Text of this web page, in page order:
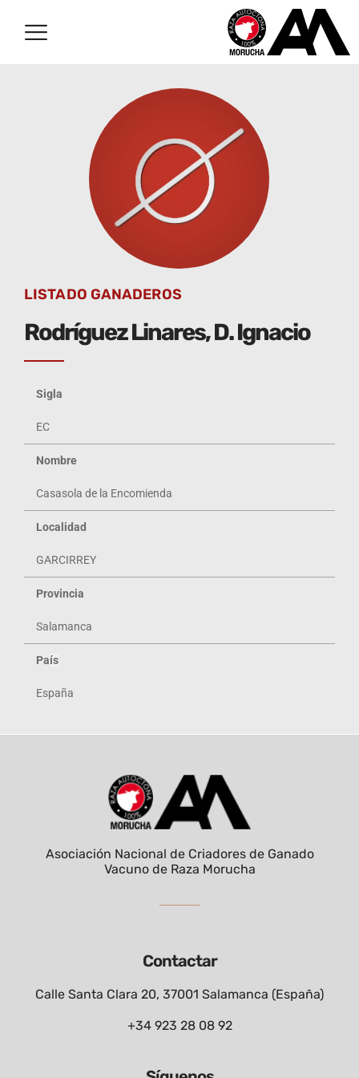
LISTADO GANADEROS
Rodríguez Linares, D. Ignacio
Sigla
EC
Nombre
Casasola de la Encomienda
Localidad
GARCIRREY
Provincia
Salamanca
País
España
Contactar
Calle Santa Clara 20, 37001 Salamanca (España)
+34 923 28 08 92
Asociación Nacional de Criadores de Ganado
Vacuno de Raza Morucha